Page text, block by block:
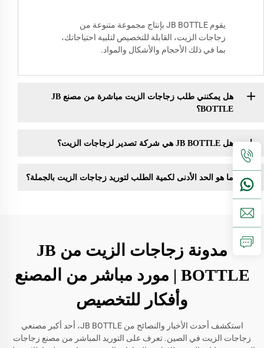
يقوم JB BOTTLE بإنتاج مجموعة متنوعة من
زجاجات الزيت، القابلة للتخصيص لتلبية احتياجاتك،
بما في ذلك الأحجام والأشكال والمواد.
هل يمكنني طلب زجاجات الزيت مباشرة من مصنع JB
BOTTLE؟
هل JB BOTTLE هي شركة تصدير لزجاجات الزيت؟
ما هو الحد الأدنى لكمية الطلب لتوريد زجاجات الزيت بالجملة؟
مدونة زجاجات الزيت من JB
BOTTLE | مورد مباشر من المصنع
وأفكار للتخصيص
استكشف أحدث الأخبار والنصائح من JB BOTTLE، أحد أكبر مصنعي
زجاجات الزيت في الصين. تعرف على التوريد المباشر من مصنع زجاجات